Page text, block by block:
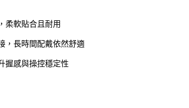
柔軟貼合且耐用
，長時間配戴依然舒適
握感與操控穩定性